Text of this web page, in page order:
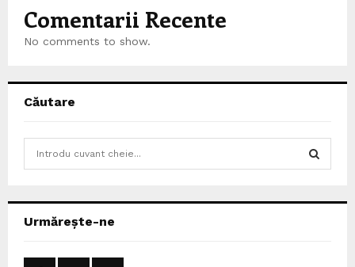
Comentarii Recente
No comments to show.
Căutare
h
Urmărește-ne